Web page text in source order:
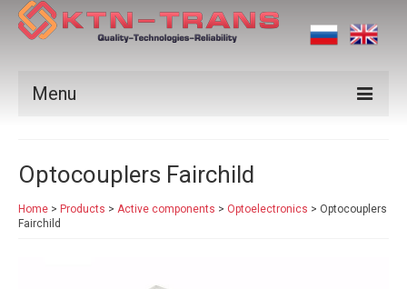
Menu
Vendors
Applications
Optocouplers Fairchild
Home > Products > Active components > Optoelectronics > Optocouplers
Fairchild